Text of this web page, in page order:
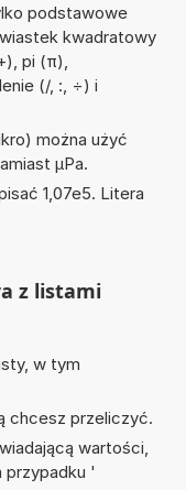
podstawowe
kwadratowy
pi (π),
(/, :, ÷) i
można użyć
µPa.
1,07e5. Litera
z listami
w tym
chcesz przeliczyć.
wartości,
'